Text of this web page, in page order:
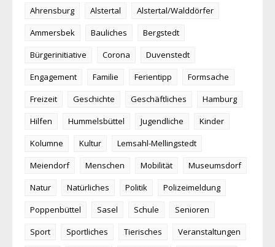
Ahrensburg Alstertal
Alstertal/Walddörfer
Ammersbek
Bauliches
Bergstedt
Bürgerinitiative
Corona
Duvenstedt
Engagement
Familie Ferientipp
Formsache
Freizeit
Geschichte Geschäftliches
Hamburg
Hilfen
Hummelsbüttel Jugendliche
Kinder
Kolumne
Kultur
Lemsahl-Mellingstedt
Meiendorf
Menschen Mobilität
Museumsdorf
Natur
Natürliches Politik
Polizeimeldung
Poppenbüttel
Sasel Schule
Senioren
Sport
Sportliches Tierisches
Veranstaltungen